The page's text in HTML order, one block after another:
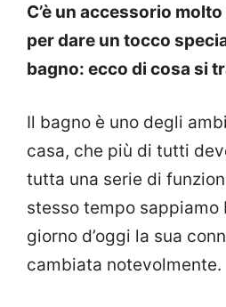
C’è un accessorio
per dare un tocco
bagno: ecco di cosa si
Il bagno è uno degli
casa, che più di tutti
tutta una serie di
stesso tempo sappiamo
giorno d’oggi la sua
cambiata notevolmente.